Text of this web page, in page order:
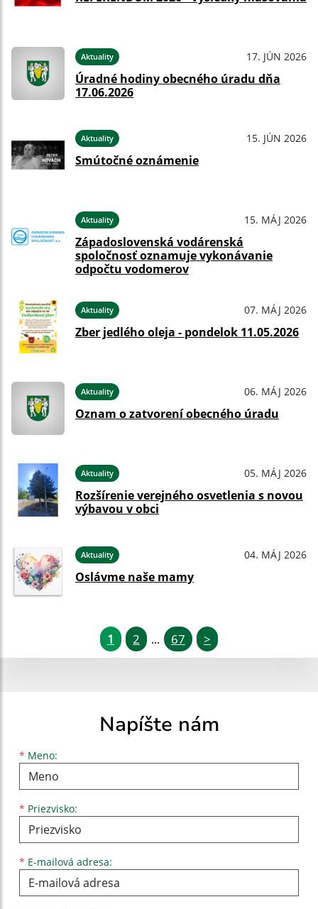
Aktuality 17. JÚN 2026
Úradné hodiny obecného úradu dňa
17.06.2026
Aktuality 15. JÚN 2026
Smútočné oznámenie
Aktuality 15. MÁJ 2026
Západoslovenská vodárenská
spoločnosť oznamuje vykonávanie
odpočtu vodomerov
Aktuality 07. MÁJ 2026
Zber jedlého oleja - pondelok 11.05.2026
Aktuality 06. MÁJ 2026
Oznam o zatvorení obecného úradu
Aktuality 05. MÁJ 2026
Rozšírenie verejného osvetlenia s novou
výbavou v obci
Aktuality 04. MÁJ 2026
Oslávme naše mamy
1 2 ... 67 >
Napíšte nám
* Meno:
Meno
* Priezvisko:
Priezvisko
* E-mailová adresa:
E-mailová adresa